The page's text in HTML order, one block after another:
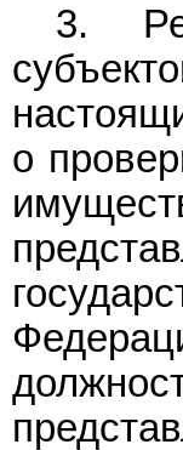
3.
о